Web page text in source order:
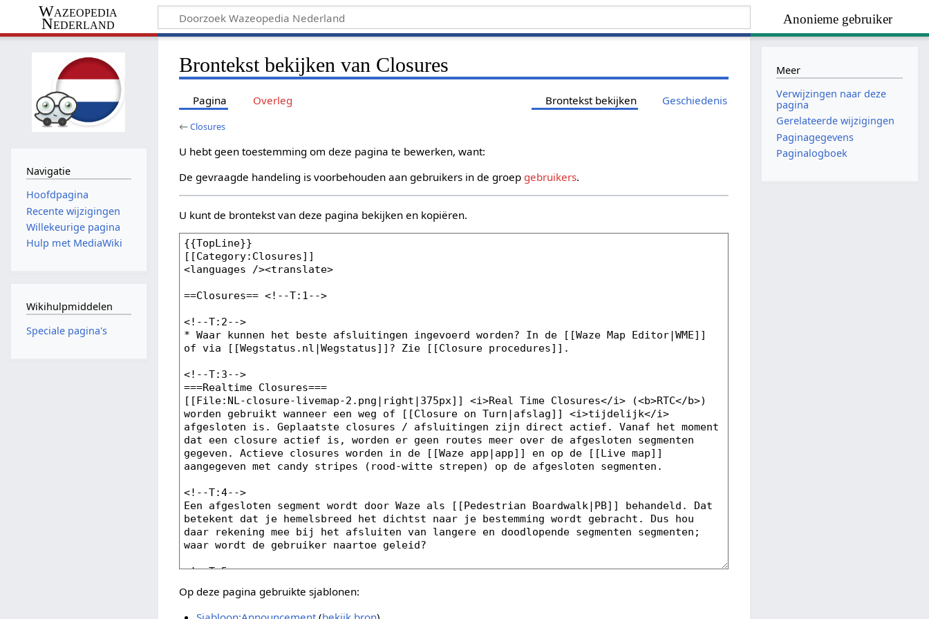
Anonieme gebruiker
Wazeopedia
Nederland
Brontekst bekijken van Closures
Pagina Overleg Brontekst bekijken Geschiedenis
←Closures
U hebt geen toestemming om deze pagina te bewerken, want:
De gevraagde handeling is voorbehouden aan gebruikers in de groep gebruikers.
U kunt de brontekst van deze pagina bekijken en kopiëren.
Op deze pagina gebruikte sjablonen:
Navigatie
Hoofdpagina
Recente wijzigingen
Willekeurige pagina
Hulp met MediaWiki
Wikihulpmiddelen
Speciale pagina's
Meer
Verwijzingen naar deze
pagina
Gerelateerde wijzigingen
Paginagegevens
Paginalogboek